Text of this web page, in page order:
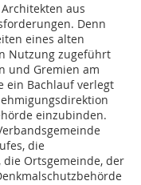
aus
Denn
eines alten
Nutzung zugeführt
und Gremien am
ein Bachlauf verlegt
einzubinden.
die
Ortsgemeinde, der